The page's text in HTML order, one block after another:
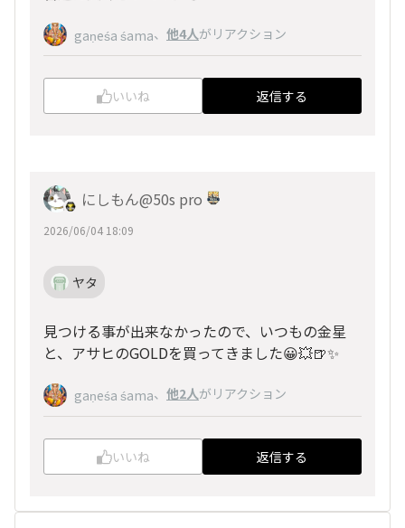
gaṇeśa śama、 他4人がリアクション
いいね 返信する
にしもん@50s pro
2026/06/04 18:09
ヤタ
見つける事が出来なかったので、いつもの金星
と、アサヒのGOLDを買ってきました😀💥🍺✨
gaṇeśa śama、 他2人がリアクション
いいね 返信する